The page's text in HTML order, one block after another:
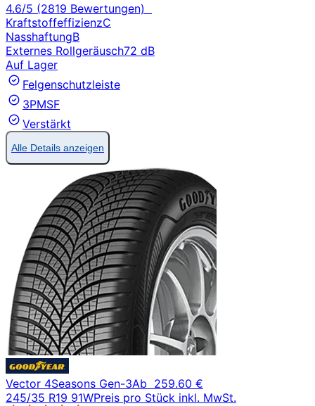
4.6/5 (2819 Bewertungen)
KraftstoffeffizienzC
NasshaftungB
Externes Rollgeräusch72 dB
Auf Lager
Felgenschutzleiste
3PMSF
Verstärkt
Alle Details anzeigen
Vector 4Seasons Gen-3Ab 259.60 €
245/35 R19 91WPreis pro Stück inkl. MwSt.